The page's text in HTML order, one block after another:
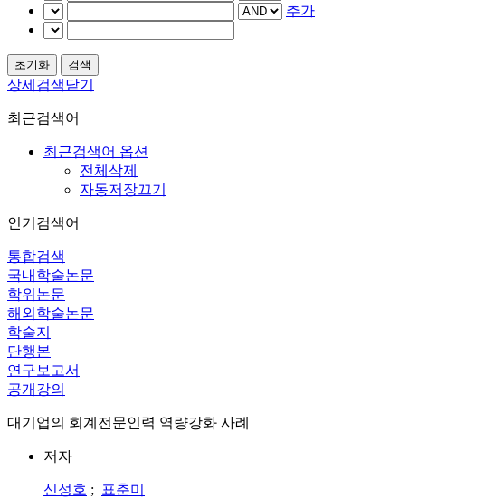
추가
상세검색닫기
최근검색어
최근검색어 옵션
전체삭제
자동저장끄기
인기검색어
통합검색
국내학술논문
학위논문
해외학술논문
학술지
단행본
연구보고서
공개강의
대기업의 회계전문인력 역량강화 사례
저자
신성호 ; 표춘미